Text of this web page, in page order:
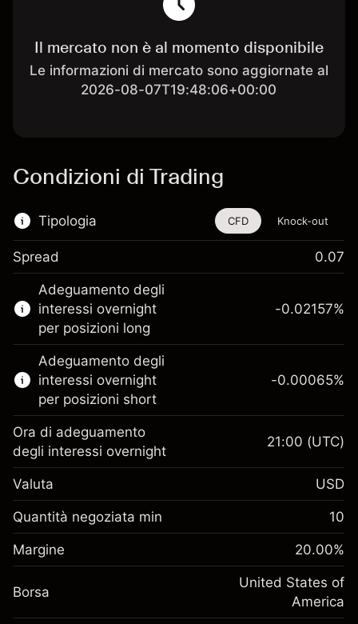
Il mercato non è al momento disponibile
Le informazioni di mercato sono aggiornate al
2026-08-07T19:48:06+00:00
Condizioni di Trading
Tipologia
Questo strumento finanziario è disponibile
per il trading di CFD e knock-out.
Scopri di più su:
CFD
Knock-out
CFD Knock-out
Spread 0.07
Adeguamento degli
interessi overnight
per posizioni long
Margine. Il tuo
$1,000.00
Adeguamento
finanziamento overnight
Oneri per l'intero valore della
posizione
%
(-$1.08)
Dimensione dell'operazione a leva
-0.02157%
Adeguamento degli
interessi overnight
per posizioni short
Margine. Il tuo
investimento
$1,000.00
Oneri per l'intero valore della
-0.000654
%
-0.00065%
Ora di adeguamento
degli interessi overnight
21:00 (UTC)
Valuta USD
Quantità negoziata min 10
Margine 20.00%
Borsa
United States of
America